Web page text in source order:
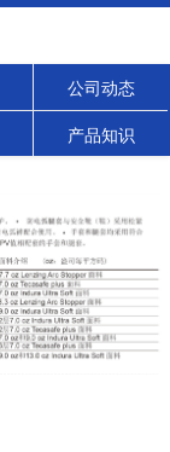
公司动态
产品知识